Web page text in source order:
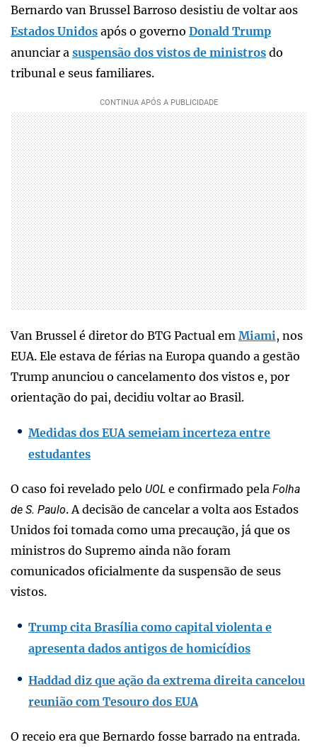
Bernardo van Brussel Barroso desistiu de voltar aos
Estados Unidos após o governo Donald Trump
anunciar a suspensão dos vistos de ministros do
tribunal e seus familiares.
Van Brussel é diretor do BTG Pactual em Miami, nos
EUA. Ele estava de férias na Europa quando a gestão
Trump anunciou o cancelamento dos vistos e, por
orientação do pai, decidiu voltar ao Brasil.
Medidas dos EUA semeiam incerteza entre
estudantes
O caso foi revelado pelo UOL e confirmado pela Folha
de S. Paulo. A decisão de cancelar a volta aos Estados
Unidos foi tomada como uma precaução, já que os
ministros do Supremo ainda não foram
comunicados oficialmente da suspensão de seus
vistos.
Trump cita Brasília como capital violenta e
apresenta dados antigos de homicídios
Haddad diz que ação da extrema direita cancelou
reunião com Tesouro dos EUA
O receio era que Bernardo fosse barrado na entrada.